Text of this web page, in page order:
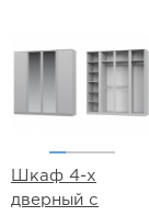
Шкаф 4-х
дверный с